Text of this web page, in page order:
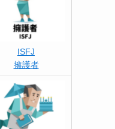
ISFJ
擁護者